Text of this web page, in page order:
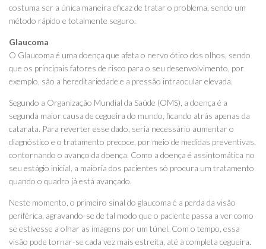
costuma ser a única maneira eficaz de tratar o problema, sendo um
método rápido e totalmente seguro.
Glaucoma
O Glaucoma é uma doença que afeta o nervo ótico dos olhos, sendo
que os principais fatores de risco para o seu desenvolvimento, por
exemplo, são a hereditariedade e a pressão intraocular elevada.
Segundo a Organização Mundial da Saúde (OMS), a doença é a
segunda maior causa de cegueira do mundo, ficando atrás apenas da
catarata. Para reverter esse dado, seria necessário aumentar o
diagnóstico e o tratamento precoce, por meio de medidas preventivas,
contornando o avanço da doença. Como a doença é assintomática no
seu estágio inicial, a maioria dos pacientes só procura um tratamento
quando o quadro já está avançado.
Neste momento, o primeiro sinal do glaucoma é a perda da visão
periférica, agravando-se de tal modo que o paciente passa a ver como
se estivesse a olhar as imagens por um túnel. Com o tempo, essa
visão pode tornar-se cada vez mais estreita, até à completa cegueira.